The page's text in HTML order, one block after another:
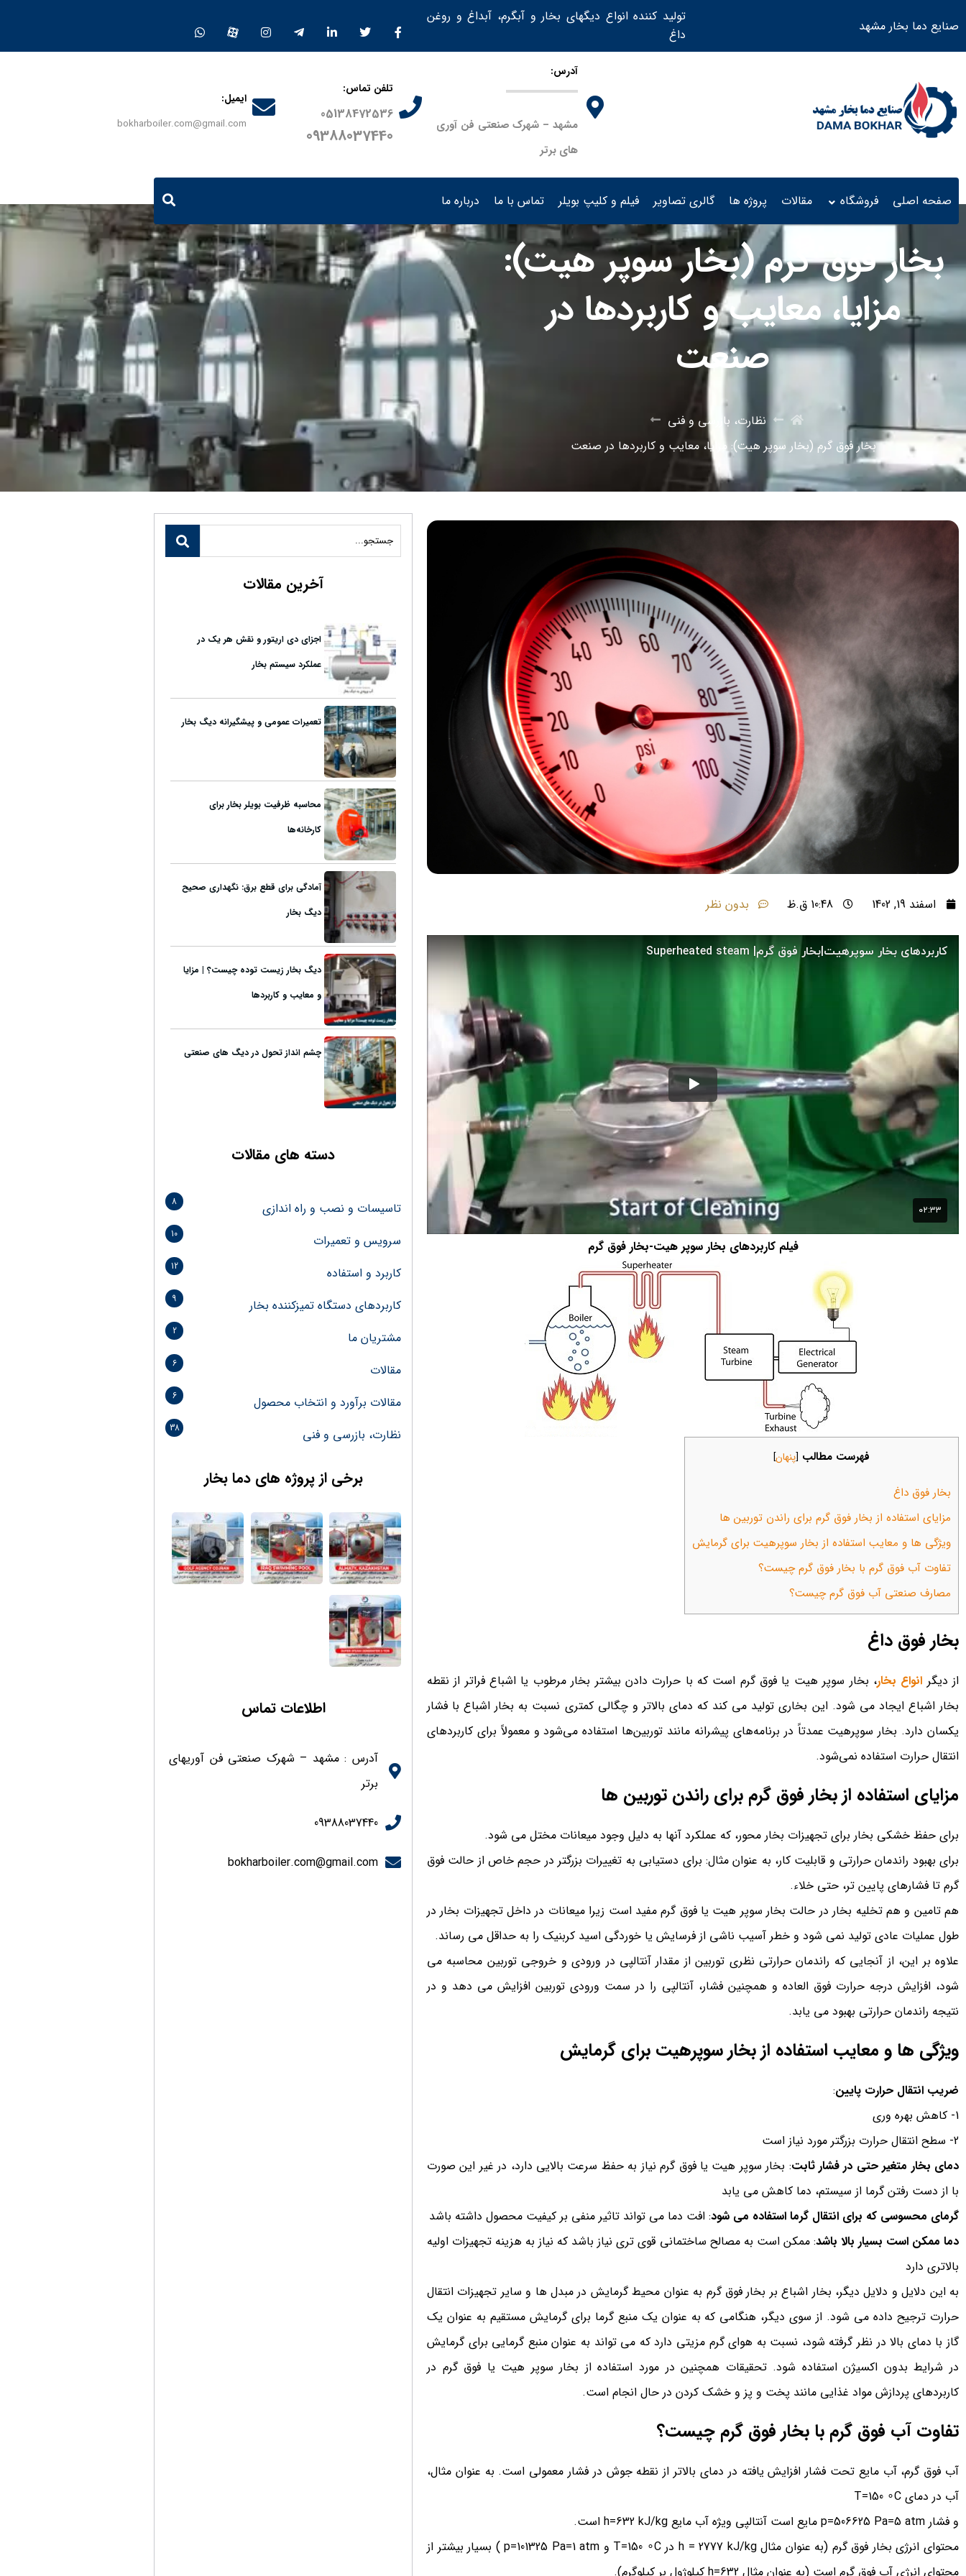
صنایع دما بخار مشهد
تولید کننده انواع دیگهای بخار و آبگرم، آبداغ و روغن
داغ ​
آدرس:
مشهد – شهرک صنعتی فن آوری
های برتر
تلفن تماس:
05138472536
09388037440
ایمیل:
bokharboiler.com@gmail.com
صفحه اصلی فروشگاه مقالات پروژه ها گالری تصاویر فیلم و کلیپ بویلر تماس با ما درباره ما
بخار فوق گرم (بخار سوپر هیت):
مزایا، معایب و کاربردها در
صنعت
نظارت، بازرسی و فنی
بخار فوق گرم (بخار سوپر هیت): مزایا، معایب و کاربردها در صنعت
اسفند 19, 1402 10:48 ق.ظ بدون نظر
فیلم کاربردهای بخار سوپر هیت-بخار فوق گرم
فهرست مطالب [پنهان]
بخار فوق داغ
مزایای استفاده از بخار فوق گرم برای راندن توربین ها
ویژگی ها و معایب استفاده از بخار سوپرهیت برای گرمایش
تفاوت آب فوق گرم با بخار فوق گرم چیست؟
مصارف صنعتی آب فوق گرم چیست؟
بخار فوق داغ
از دیگر انواع بخار، بخار سوپر هیت یا فوق گرم است که با حرارت دادن بیشتر بخار مرطوب یا اشباع فراتر از نقطه
بخار اشباع ایجاد می شود. این بخاری تولید می کند که دمای بالاتر و چگالی کمتری نسبت به بخار اشباع با فشار
یکسان دارد. بخار سوپرهیت عمدتاً در برنامه‌های پیشرانه مانند توربین‌ها استفاده می‌شود و معمولاً برای کاربردهای
انتقال حرارت استفاده نمی‌شود.
مزایای استفاده از بخار فوق گرم برای راندن توربین ها
برای حفظ خشکی بخار برای تجهیزات بخار محور، که عملکرد آنها به دلیل وجود میعانات مختل می شود.
برای بهبود راندمان حرارتی و قابلیت کار، به عنوان مثال: برای دستیابی به تغییرات بزرگتر در حجم خاص از حالت فوق
گرم تا فشارهای پایین تر، حتی خلاء.
هم تامین و هم تخلیه بخار در حالت بخار سوپر هیت یا فوق گرم مفید است زیرا میعانات در داخل تجهیزات بخار در
طول عملیات عادی تولید نمی شود و خطر آسیب ناشی از فرسایش یا خوردگی اسید کربنیک را به حداقل می رساند.
علاوه بر این، از آنجایی که راندمان حرارتی نظری توربین از مقدار آنتالپی در ورودی و خروجی توربین محاسبه می
شود، افزایش درجه حرارت فوق العاده و همچنین فشار، آنتالپی را در سمت ورودی توربین افزایش می دهد و در
نتیجه راندمان حرارتی بهبود می یابد.
ویژگی ها و معایب استفاده از بخار سوپرهیت برای گرمایش
ضریب انتقال حرارت پایین:
1- کاهش بهره وری
2- سطح انتقال حرارت بزرگتر مورد نیاز است
دمای بخار متغیر حتی در فشار ثابت: بخار سوپر هیت یا فوق گرم نیاز به حفظ سرعت بالایی دارد، در غیر این صورت
با از دست رفتن گرما از سیستم، دما کاهش می یابد
گرمای محسوسی که برای انتقال گرما استفاده می شود: افت دما می تواند تاثیر منفی بر کیفیت محصول داشته باشد
دما ممکن است بسیار بالا باشد: ممکن است به مصالح ساختمانی قوی تری نیاز باشد که نیاز به هزینه تجهیزات اولیه
بالاتری دارد
به این دلایل و دلایل دیگر، بخار اشباع بر بخار فوق گرم به عنوان محیط گرمایش در مبدل ها و سایر تجهیزات انتقال
حرارت ترجیح داده می شود. از سوی دیگر، هنگامی که به عنوان یک منبع گرما برای گرمایش مستقیم به عنوان یک
گاز با دمای بالا در نظر گرفته شود، نسبت به هوای گرم مزیتی دارد که می تواند به عنوان منبع گرمایی برای گرمایش
در شرایط بدون اکسیژن استفاده شود. تحقیقات همچنین در مورد استفاده از بخار سوپر هیت یا فوق گرم در
کاربردهای پردازش مواد غذایی مانند پخت و پز و خشک کردن در حال انجام است.
تفاوت آب فوق گرم با بخار فوق گرم چیست؟
آب فوق گرم، آب مایع تحت فشار افزایش یافته در دمای بالاتر از نقطه جوش در فشار معمولی است. به عنوان مثال،
آب در دمای T=150 ∘C
و فشار p=506625 Pa=5 atm مایع است آنتالپی ویژه آب مایع h=632 kJ/kg است.
محتوای انرژی بخار فوق گرم (به عنوان مثال h = 2777 kJ/kg در T=150 ∘C و p=101325 Pa=1 atm ) بسیار بیشتر از
محتوای انرژی آب فوق گرم است (به عنوان مثال h=632 کیلوژول بر کیلوگرم).
آخرین مقالات
اجزای دی اریتور و نقش هر یک در
عملکرد سیستم بخار
تعمیرات عمومی و پیشگیرانه دیگ بخار
محاسبه ظرفیت بویلر بخار برای
کارخانه‌ها
آمادگی برای قطع برق: نگهداری صحیح
دیگ بخار
دیگ بخار زیست توده چیست؟ | مزایا
و معایب و کاربردها
چشم انداز تحول در دیگ های صنعتی
دسته های مقالات
تاسیسات و نصب و راه اندازی 8
سرویس و تعمیرات 10
کاربرد و استفاده 12
کاربردهای دستگاه تمیزکننده بخار 9
مشتریان ما 2
مقالات 6
مقالات برآورد و انتخاب محصول 6
نظارت، بازرسی و فنی 38
برخی از پروژه های دما بخار
اطلاعات تماس
آدرس : مشهد – شهرک صنعتی فن آوریهای
برتر
09388037440
bokharboiler.com@gmail.com